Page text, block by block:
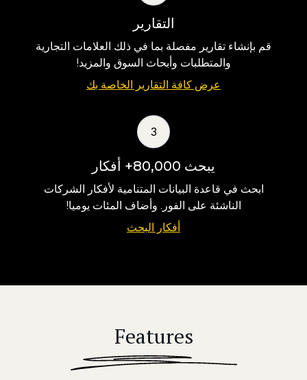
التقارير
قم بإنشاء تقارير مفصلة بما في ذلك العلامات التجارية
والمتطلبات وأبحاث السوق والمزيد!
عرض كافة التقارير الخاصة بك
3
يبحث 80,000+ أفكار
ابحث في قاعدة البيانات المتنامية لأفكار الشركات
الناشئة على الفور. وأضاف المئات يوميا!
أفكار البحث
Features